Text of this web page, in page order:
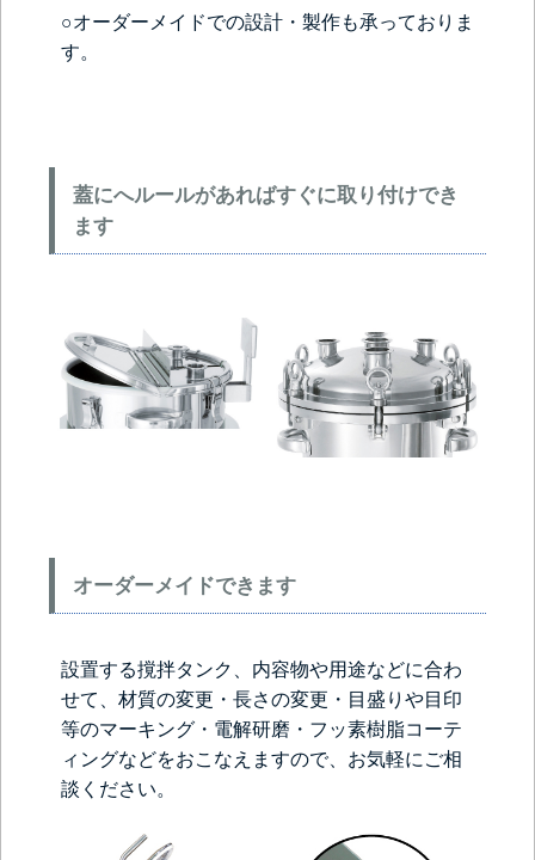
○オーダーメイドでの設計・製作も承っておりま
す。
蓋にへルールがあればすぐに取り付けでき
ます
オーダーメイドできます
設置する撹拌タンク、内容物や用途などに合わ
せて、材質の変更・長さの変更・目盛りや目印
等のマーキング・電解研磨・フッ素樹脂コーテ
ィングなどをおこなえますので、お気軽にご相
談ください。